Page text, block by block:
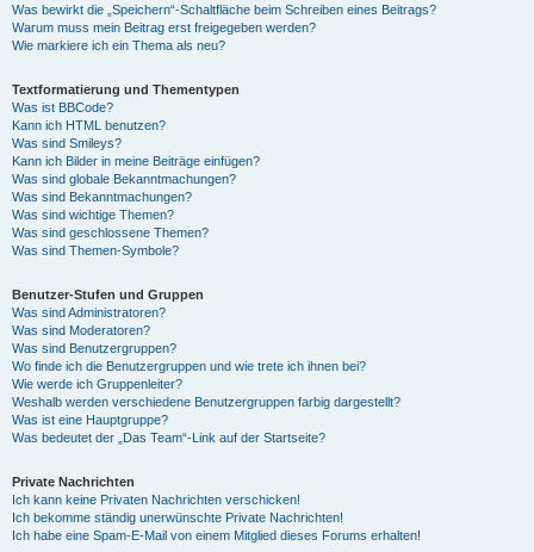
Was bewirkt die „Speichern“-Schaltfläche beim Schreiben eines Beitrags?
Warum muss mein Beitrag erst freigegeben werden?
Wie markiere ich ein Thema als neu?
Textformatierung und Thementypen
Was ist BBCode?
Kann ich HTML benutzen?
Was sind Smileys?
Kann ich Bilder in meine Beiträge einfügen?
Was sind globale Bekanntmachungen?
Was sind Bekanntmachungen?
Was sind wichtige Themen?
Was sind geschlossene Themen?
Was sind Themen-Symbole?
Benutzer-Stufen und Gruppen
Was sind Administratoren?
Was sind Moderatoren?
Was sind Benutzergruppen?
Wo finde ich die Benutzergruppen und wie trete ich ihnen bei?
Wie werde ich Gruppenleiter?
Weshalb werden verschiedene Benutzergruppen farbig dargestellt?
Was ist eine Hauptgruppe?
Was bedeutet der „Das Team“-Link auf der Startseite?
Private Nachrichten
Ich kann keine Privaten Nachrichten verschicken!
Ich bekomme ständig unerwünschte Private Nachrichten!
Ich habe eine Spam-E-Mail von einem Mitglied dieses Forums erhalten!